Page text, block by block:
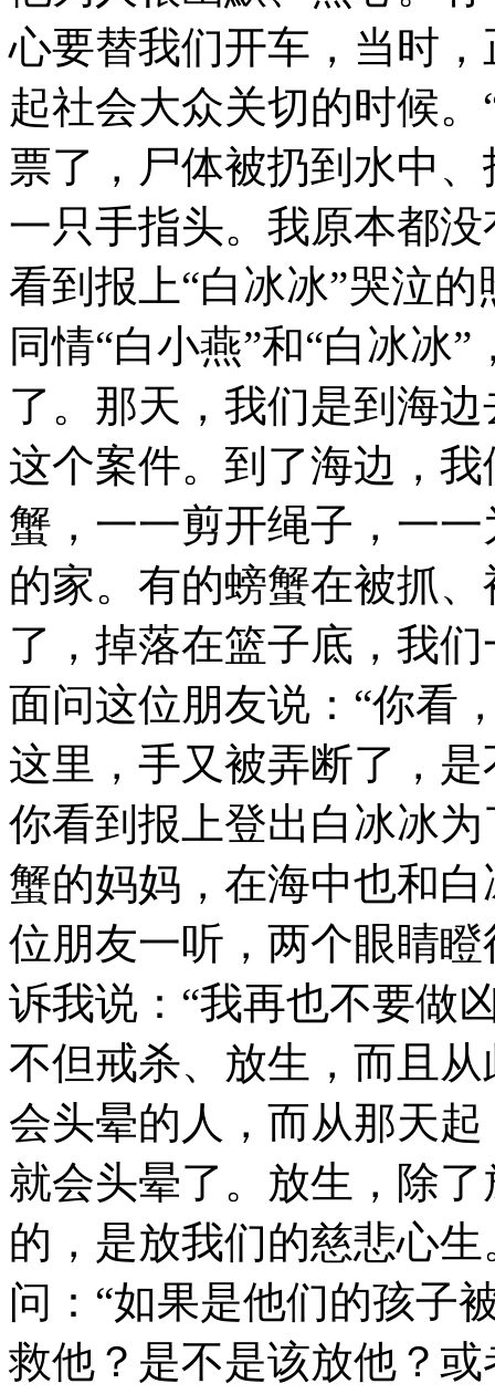
心要替我们开车，当时
起社会大众关切的时候。
票了，尸体被扔到水中
一只手指头。我原本都
看到报上“白冰冰”哭泣
同情“白小燕”和“白冰冰
了。那天，我们是到海
这个案件。到了海边，
蟹，一一剪开绳子，一
的家。有的螃蟹在被抓
了，掉落在篮子底，我
面问这位朋友说：“你看
这里，手又被弄断了，
你看到报上登出白冰冰
蟹的妈妈，在海中也和
位朋友一听，两个眼睛
诉我说：“我再也不要做
不但戒杀、放生，而且
会头晕的人，而从那天
就会头晕了。放生，除
的，是放我们的慈悲心
问：“如果是他们的孩子
救他？是不是该放他？